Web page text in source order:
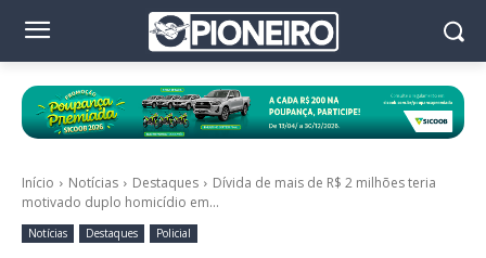
Início Notícias Destaques
Dívida de mais de R$ 2 milhões teria
motivado duplo homicídio em...
Notícias Destaques Policial